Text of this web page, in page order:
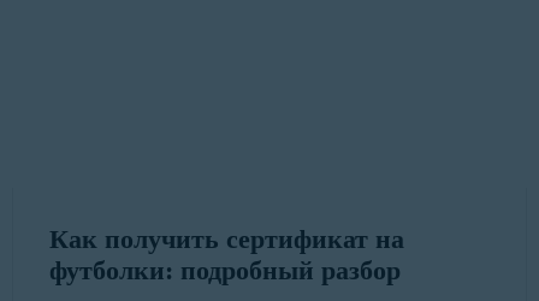
Как получить сертификат на
футболки: подробный разбор